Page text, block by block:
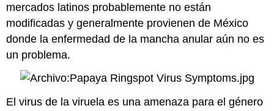
mercados latinos probablemente no están
modificadas y generalmente provienen de México
donde la enfermedad de la mancha anular aún no es
un problema.
El virus de la viruela es una amenaza para el género